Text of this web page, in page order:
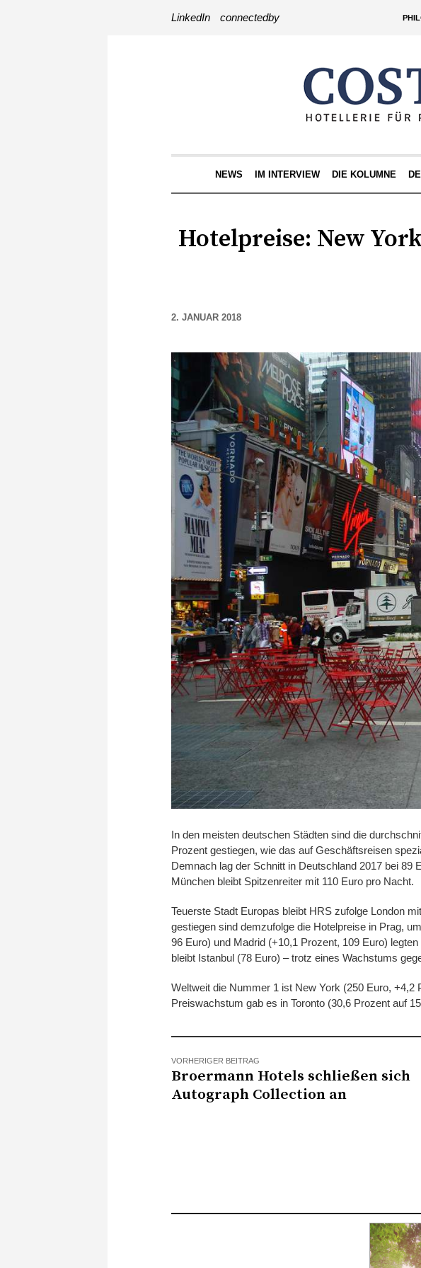
LinkedIn connectedby
NEWS IM INTERVIEW DIE KOLUMNE
Hotelpreise: New
2. JANUAR 2018
In den meisten deutschen Städten sind die
Prozent gestiegen, wie das auf Geschäftsreisen
Demnach lag der Schnitt in Deutschland 2017 bei
München bleibt Spitzenreiter mit 110 Euro pro Nacht.
Teuerste Stadt Europas bleibt HRS zufolge London
gestiegen sind demzufolge die Hotelpreise in Prag,
96 Euro) und Madrid (+10,1 Prozent, 109 Euro)
bleibt Istanbul (78 Euro) – trotz eines Wachstums
Weltweit die Nummer 1 ist New York (250 Euro,
Preiswachstum gab es in Toronto (30,6 Prozent auf
VORHERIGER BEITRAG
Broermann Hotels schließen sich
Autograph Collection an